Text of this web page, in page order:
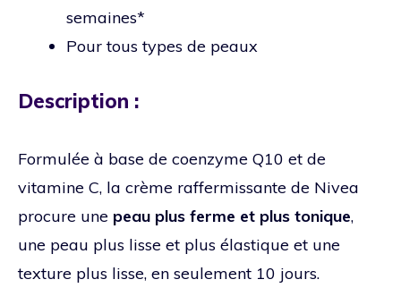
semaines*
Pour tous types de peaux
Description :
Formulée à base de coenzyme Q10 et de
vitamine C, la crème raffermissante de Nivea
procure une peau plus ferme et plus tonique,
une peau plus lisse et plus élastique et une
texture plus lisse, en seulement 10 jours.